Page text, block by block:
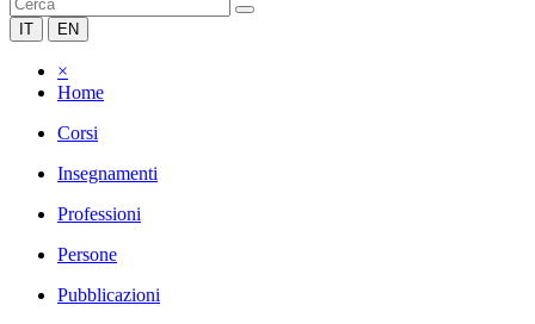
IT EN
×
Home
Corsi
Insegnamenti
Professioni
Persone
Pubblicazioni